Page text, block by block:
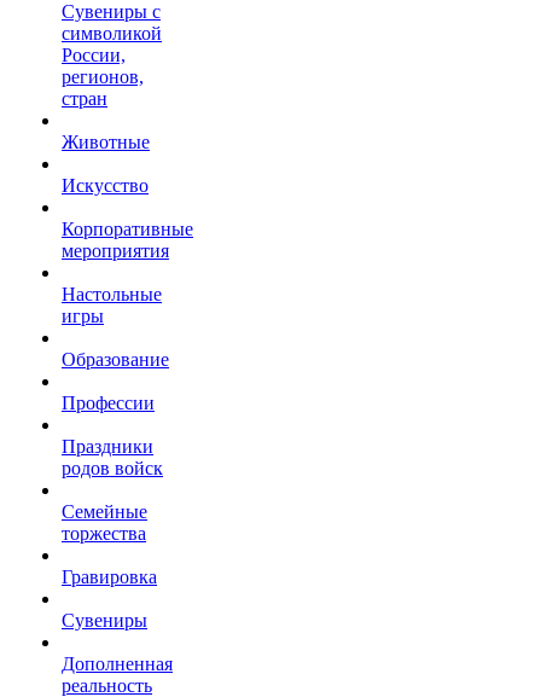
Сувениры с
символикой
России,
регионов,
стран
Животные
Искусство
Корпоративные
мероприятия
Настольные
игры
Образование
Профессии
Праздники
родов войск
Семейные
торжества
Гравировка
Сувениры
Дополненная
реальность